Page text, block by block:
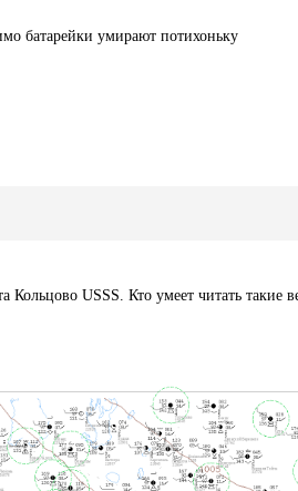
батарейки умирают потихоньку
Кольцово USSS. Кто умеет читать такие